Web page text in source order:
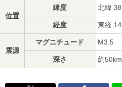
位置
緯度 北緯
経度 東経
震源
マグニチュード M3.5
深さ 約50km